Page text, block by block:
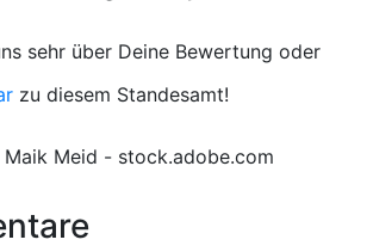
sehr über Deine Bewertung oder
zu diesem Standesamt!
Maik Meid - stock.adobe.com